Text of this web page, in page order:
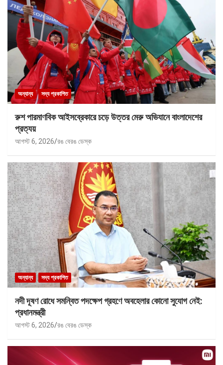
অন্যান্য সদ্য প্রকাশিত
রুশ পারমাণবিক আইসব্রেকারে চড়ে উত্তর মেরু অভিযানে বাংলাদেশের
প্রত্যয়
আগস্ট 6, 2026 রঙ বেরঙ ডেস্ক
অন্যান্য সদ্য প্রকাশিত
নদী দূষণ রোধে সমন্বিত পদক্ষেপ গ্রহণে অবহেলার কোনো সুযোগ নেই:
প্রধানমন্ত্রী
আগস্ট 6, 2026 রঙ বেরঙ ডেস্ক